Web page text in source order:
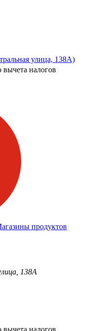
улица, 138А)
вычета налогов
продуктов
138А